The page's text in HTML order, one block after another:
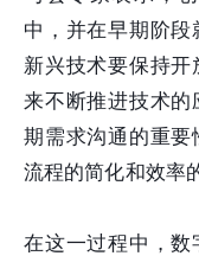
中，并在早期阶
新兴技术要保持
来不断推进技术
期需求沟通的重
流程的简化和效率
在这一过程中，